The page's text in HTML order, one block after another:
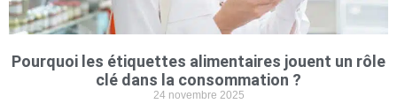
Pourquoi les étiquettes alimentaires jouent un rôle
clé dans la consommation ?
24 novembre 2025